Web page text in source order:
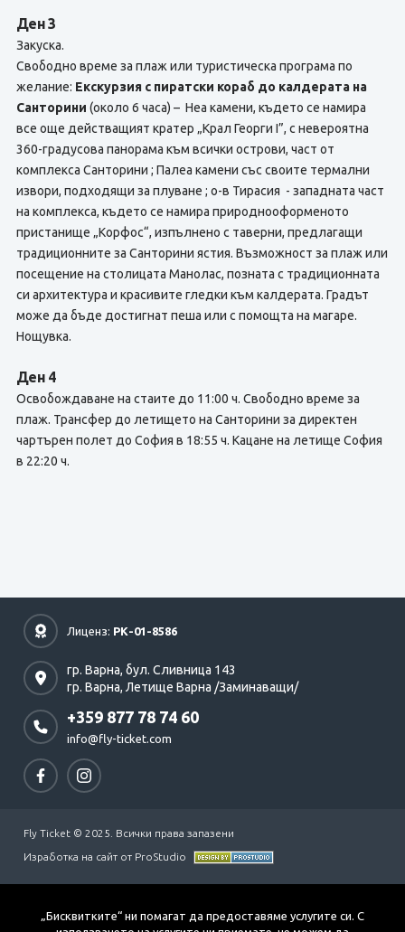
Ден 3
Закуска.
Свободно време за плаж или туристическа програма по
желание: Екскурзия с пиратски кораб до калдерата на
Санторини (около 6 часа) – Неа камени, където се намира
все още действащият кратер „Крал Георги I”, с невероятна
360-градусова панорама към всички острови, част от
комплекса Санторини ; Палеа камени със своите термални
извори, подходящи за плуване ; о-в Тирасия - западната част
на комплекса, където се намира природнооформеното
пристанище „Корфос“, изпълнено с таверни, предлагащи
традиционните за Санторини ястия. Възможност за плаж или
посещение на столицата Манолас, позната с традиционната
си архитектура и красивите гледки към калдерата. Градът
може да бъде достигнат пеша или с помощта на магаре.
Нощувка.
Ден 4
Освобождаване на стаите до 11:00 ч. Свободно време за
плаж. Трансфер до летището на Санторини за директен
чартърен полет до София в 18:55 ч. Кацане на летище София
в 22:20 ч.
Лиценз: РК-01-8586
гр. Варна, бул. Сливница 143
гр. Варна, Летище Варна /Заминаващи/
+359 877 78 74 60
info@fly-ticket.com
Fly Ticket © 2025. Всички права запазени
Изработка на сайт от ProStudio
„Бисквитките“ ни помагат да предоставяме услугите си. С